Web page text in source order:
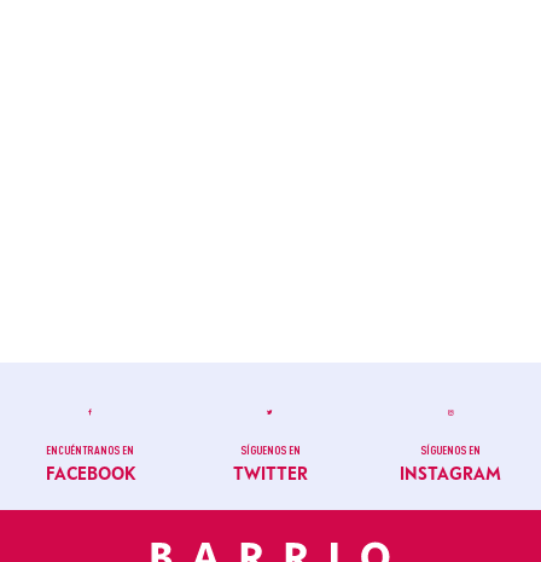
ENCUÉNTRANOS EN
FACEBOOK
SÍGUENOS EN
TWITTER
SÍGUENOS EN
INSTAGRAM